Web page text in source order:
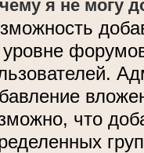
я не могу
что